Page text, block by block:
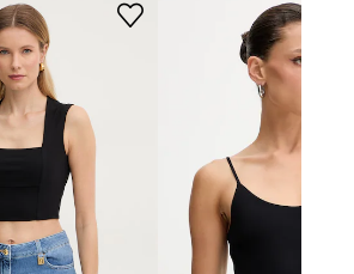
Veľkosti uvedené v obchode boli
prepočítané na štandardnú európsku
tabuľku veľkostí. Na etikete
dodaného produktu sa nachádza
pôvodné označenie výrobcu.
Tabuľka veľkostí